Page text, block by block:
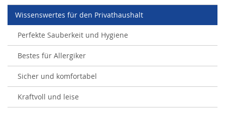
Wissenswertes für den Privathaushalt
Perfekte Sauberkeit und Hygiene
Bestes für Allergiker
Sicher und komfortabel
Kraftvoll und leise